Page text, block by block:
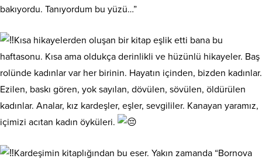
bakıyordu. Tanıyordum bu yüzü…”
Kısa hikayelerden oluşan bir kitap eşlik etti bana bu
haftasonu. Kısa ama oldukça derinlikli ve hüzünlü hikayeler. Baş
rolünde kadınlar var her birinin. Hayatın içinden, bizden kadınlar.
Ezilen, baskı gören, yok sayılan, dövülen, sövülen, öldürülen
kadınlar. Analar, kız kardeşler, eşler, sevgililer. Kanayan yaramız,
içimizi acıtan kadın öyküleri.
Kardeşimin kitaplığından bu eser. Yakın zamanda “Bornova